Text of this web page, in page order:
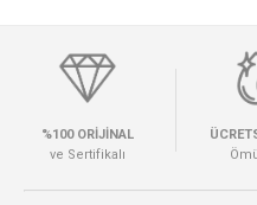
%100 ORİJİNAL
ve Sertifikalı